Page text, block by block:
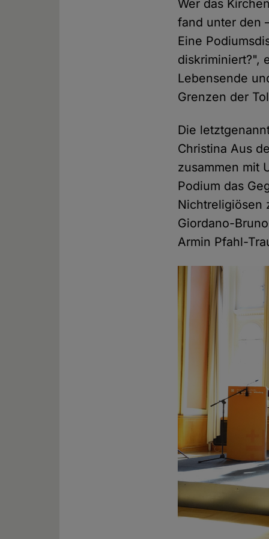
Wer das
fand unter den
Eine
diskriminiert?",
Lebensende
Grenzen der
Die
Christina Aus
zusammen mit
Podium das
Nichtreligiösen
Giordano-
Armin Pfahl-